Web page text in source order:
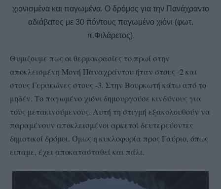
χιονισμένα και παγωμένα. Ο δρόμος για την Πανάχραντο
αδιάβατος με 30 πόντους παγωμένο χιόνι (φωτ.
π.Φιλάρετος).
Θυμιζουμε πως οι θερμοκρασίες το πρωί στην
αποκλεισμένη Μονή Παναχράντου ήταν στους -2 και
στους Γερακώνες στους -3. Στην Βουρκωτή κάτω από το
μηδέν. Το παγωμένο χιόνι δημουργούσε κινδύνους για
τους μετακινούμενους. Αυτή τη στιγμή εξακολουθούν να
παραμένουν αποκλεισμένοι αρκετοί δευτερεύοντες
δημοτικοί δρόμοι. Όμως η κυκλοφορία προς Γαύριο, όπως
ειπαμε, έχει αποκατασταθεί και πάλι.